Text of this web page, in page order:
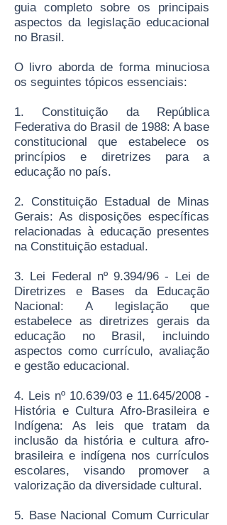
guia completo sobre os principais
aspectos da legislação educacional
no Brasil.
O livro aborda de forma minuciosa
os seguintes tópicos essenciais:
1. Constituição da República
Federativa do Brasil de 1988: A base
constitucional que estabelece os
princípios e diretrizes para a
educação no país.
2. Constituição Estadual de Minas
Gerais: As disposições específicas
relacionadas à educação presentes
na Constituição estadual.
3. Lei Federal nº 9.394/96 - Lei de
Diretrizes e Bases da Educação
Nacional: A legislação que
estabelece as diretrizes gerais da
educação no Brasil, incluindo
aspectos como currículo, avaliação
e gestão educacional.
4. Leis nº 10.639/03 e 11.645/2008 -
História e Cultura Afro-Brasileira e
Indígena: As leis que tratam da
inclusão da história e cultura afro-
brasileira e indígena nos currículos
escolares, visando promover a
valorização da diversidade cultural.
5. Base Nacional Comum Curricular